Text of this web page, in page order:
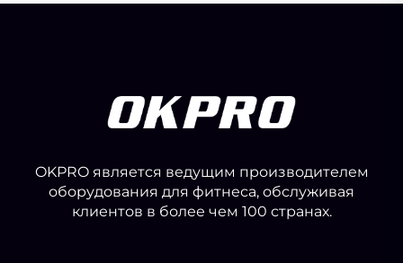
OKPRO является ведущим производителем
оборудования для фитнеса, обслуживая
клиентов в более чем 100 странах.